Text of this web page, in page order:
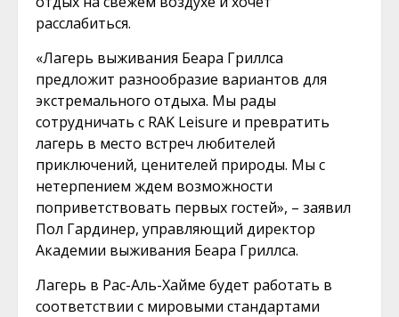
расслабиться.
«Лагерь выживания Беара Гриллса
предложит разнообразие вариантов для
экстремального отдыха. Мы рады
сотрудничать с RAK Leisure и превратить
лагерь в место встреч любителей
приключений, ценителей природы. Мы с
нетерпением ждем возможности
поприветствовать первых гостей», – заявил
Пол Гардинер, управляющий директор
Академии выживания Беара Гриллса.
Лагерь в Рас-Аль-Хайме будет работать в
соответствии с мировыми стандартами